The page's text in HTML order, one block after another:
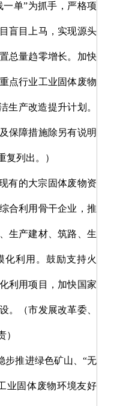
一单”为抓手，严格项
盲目上马，实现源头
总量趋零增长。加快
点行业工业固体废物
生产改造提升计划。
保障措施除另有说明
复列出。）
有的大宗固体废物资
合利用骨干企业，推
生产建材、筑路、生
化利用。鼓励支持火
利用项目，加快国家
。（市发展改革委、
）
步推进绿色矿山、 “无
业固体废物环境友好